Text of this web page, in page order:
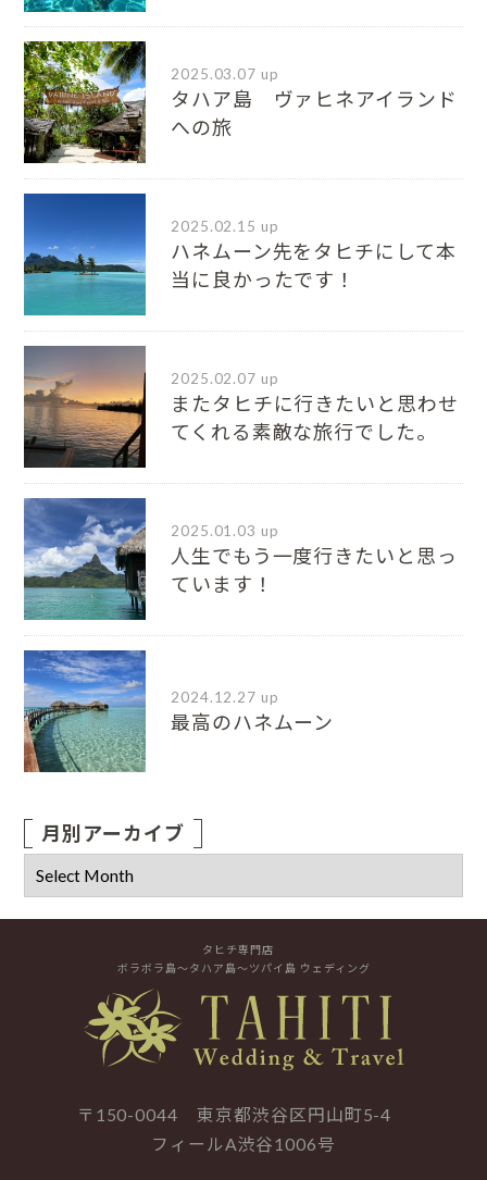
2025.03.07 up
タハア島 ヴァヒネアイランド
への旅
2025.02.15 up
ハネムーン先をタヒチにして本
当に良かったです！
2025.02.07 up
またタヒチに行きたいと思わせ
てくれる素敵な旅行でした。
2025.01.03 up
人生でもう一度行きたいと思っ
ています！
2024.12.27 up
最高のハネムーン
月別アーカイブ
タヒチ専門店
ボラボラ島～タハア島～ツパイ島 ウェディング
〒150-0044 東京都渋谷区円山町5-4
フィールA渋谷1006号